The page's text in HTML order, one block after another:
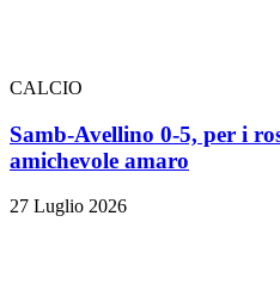
CALCIO
Samb-Avellino 0-5, per i
amichevole amaro
27 Luglio 2026